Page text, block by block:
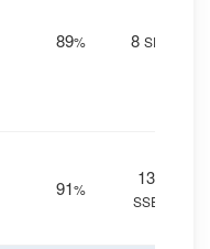
89% 8 SE
91%
13
SSE